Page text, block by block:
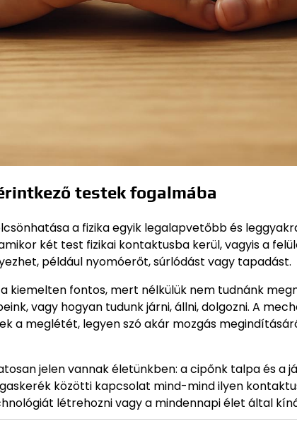
testek fogalmába
a fizika egyik legalapvetőbb és
két test fizikai kontaktusba kerül, vagyis a
például nyomóerőt, súrlódást vagy tapadást.
kiemelten fontos, mert nélkülük nem tudnánk
vagy hogyan tudunk járni, állni, dolgozni. A
a meglétét, legyen szó akár mozgás
jelen vannak életünkben: a cipőnk talpa és a
közötti kapcsolat mind-mind ilyen
létrehozni vagy a mindennapi élet által